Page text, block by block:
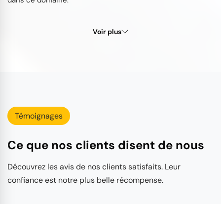
Voir plus
Témoignages
Ce que nos clients disent de nous
Découvrez les avis de nos clients satisfaits. Leur
confiance est notre plus belle récompense.